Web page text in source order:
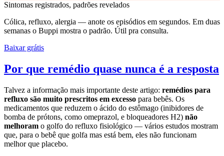
Sintomas registrados, padrões revelados
Cólica, refluxo, alergia — anote os episódios em segundos. Em duas
semanas o Buppi mostra o padrão. Útil pra consulta.
Baixar grátis
Por que remédio quase nunca é a resposta
Talvez a informação mais importante deste artigo: remédios para
refluxo são muito prescritos em excesso para bebês. Os
medicamentos que reduzem o ácido do estômago (inibidores de
bomba de prótons, como omeprazol, e bloqueadores H2) não
melhoram o golfo do refluxo fisiológico — vários estudos mostram
que, para o bebê que golfa mas está bem, eles não funcionam
melhor que placebo.